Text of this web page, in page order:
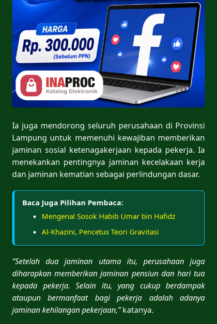
Ia juga mendorong seluruh perusahaan di Provinsi
Lampung untuk memenuhi kewajiban memberikan
jaminan sosial ketenagakerjaan kepada pekerja. Ia
menekankan pentingnya jaminan kecelakaan kerja
dan jaminan kematian sebagai perlindungan dasar.
Baca Juga Pilihan Pembaca:
Mengenal Sosok Habib Umar bin Hafidz
Al-Khazini, Pencetus Teori Gravitasi
“Setelah dua jaminan utama itu, perusahaan juga
diharapkan memberikan jaminan pensiun dan hari tua
kepada pekerja. Selain itu, yang cukup berdampak
ataupun bermanfaat bagi pekerja adalah adanya
jaminan kehilangan pekerjaan,”katanya.